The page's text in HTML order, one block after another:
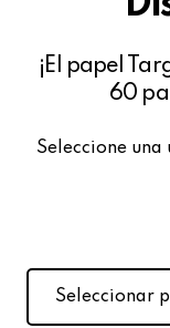
¡El papel
60
Seleccione
Seleccionar
país